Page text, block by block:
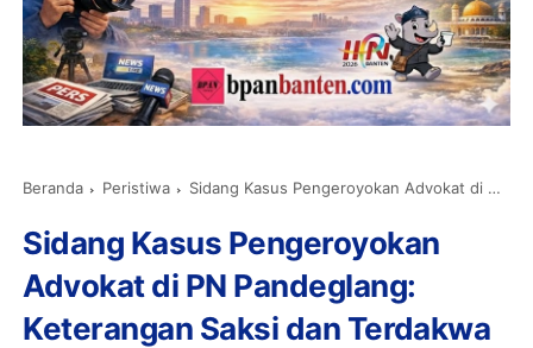
Beranda Peristiwa Sidang Kasus Pengeroyokan Advokat di PN Pandeglang: Keterangan Saksi dan Terdakwa Saling Tolak Belakang
Sidang Kasus Pengeroyokan
Advokat di PN Pandeglang:
Keterangan Saksi dan Terdakwa